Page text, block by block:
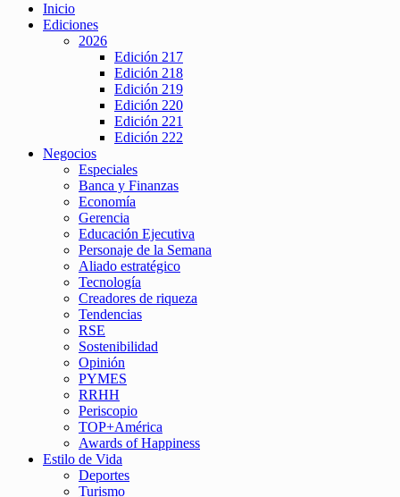
Inicio
Ediciones
2026
Edición 217
Edición 218
Edición 219
Edición 220
Edición 221
Edición 222
Negocios
Especiales
Banca y Finanzas
Economía
Gerencia
Educación Ejecutiva
Personaje de la Semana
Aliado estratégico
Tecnología
Creadores de riqueza
Tendencias
RSE
Sostenibilidad
Opinión
PYMES
RRHH
Periscopio
TOP+América
Awards of Happiness
Estilo de Vida
Deportes
Turismo